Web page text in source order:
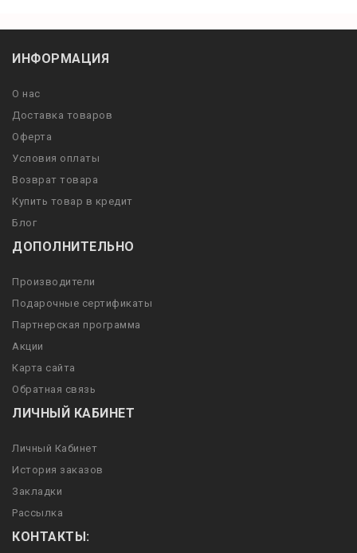
ИНФОРМАЦИЯ
О нас
Доставка товаров
Оферта
Условия оплаты
Возврат товара
Купить товар в кредит
Блог
ДОПОЛНИТЕЛЬНО
Производители
Подарочные сертификаты
Партнерская программа
Акции
Карта сайта
Обратная связь
ЛИЧНЫЙ КАБИНЕТ
Личный Кабинет
История заказов
Закладки
Рассылка
КОНТАКТЫ: